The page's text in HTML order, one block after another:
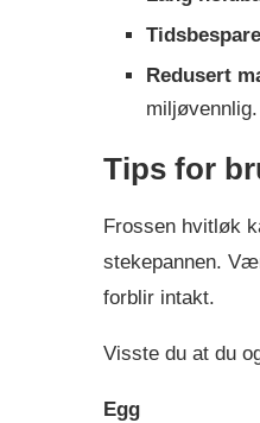
Redusert
miljøvennlig.
Tips for
Frossen hvitløk
stekepannen.
forblir intakt.
Visste du at du
Egg